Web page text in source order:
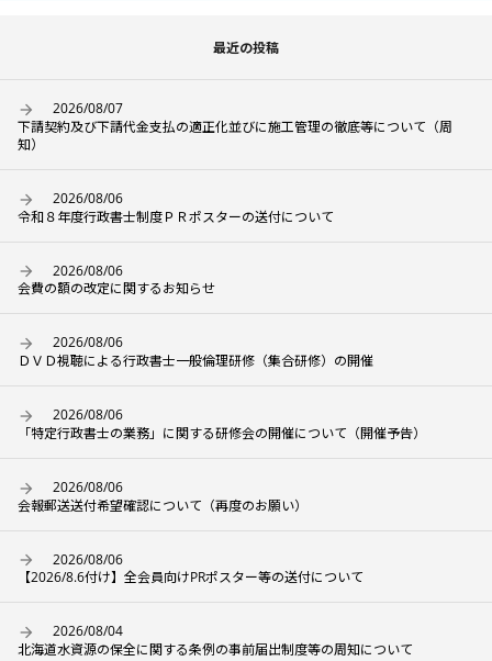
最近の投稿
2026/08/07
下請契約及び下請代金支払の適正化並びに施工管理の徹底等について（周
知）
2026/08/06
令和８年度行政書士制度ＰＲポスターの送付について
2026/08/06
会費の額の改定に関するお知らせ
2026/08/06
ＤＶＤ視聴による行政書士一般倫理研修（集合研修）の開催
2026/08/06
「特定行政書士の業務」に関する研修会の開催について（開催予告）
2026/08/06
会報郵送送付希望確認について（再度のお願い）
2026/08/06
【2026/8.6付け】全会員向けPRポスター等の送付について
2026/08/04
北海道水資源の保全に関する条例の事前届出制度等の周知について